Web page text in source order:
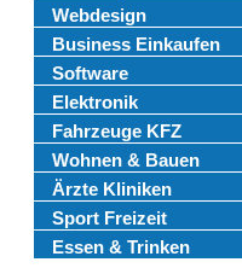
Webdesign
Business Einkaufen
Software
Elektronik
Fahrzeuge KFZ
Wohnen & Bauen
Ärzte Kliniken
Sport Freizeit
Essen & Trinken